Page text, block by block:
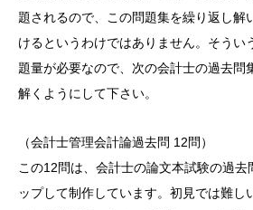
題されるので、この問題集を繰り返し解
けるというわけではありません。そうい
題量が必要なので、次の会計士の過去問
解くようにして下さい。
（会計士管理会計論過去問 12問）
この12問は、会計士の論文本試験の過去
ップして制作しています。初見では難し